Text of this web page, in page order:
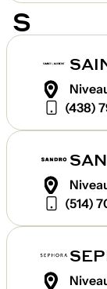
S
(438)
(514)